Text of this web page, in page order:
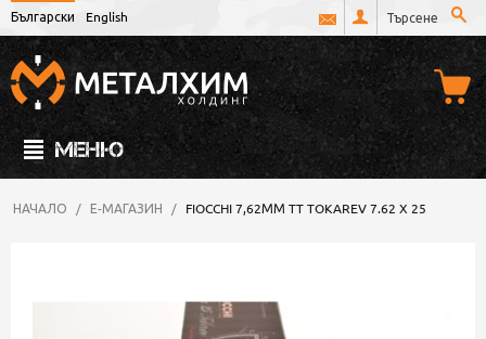
Български English
МЕНЮ
НАЧАЛО / Е-МАГАЗИН / FIOCCHI 7,62ММ TT TOKAREV 7.62 X 25